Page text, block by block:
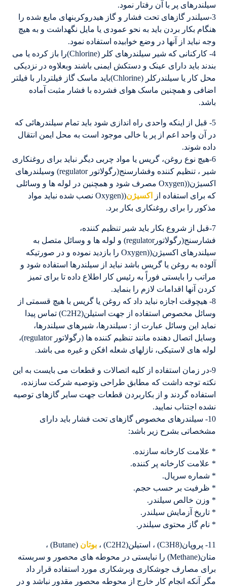
سیلندرهای پر با آن رفتار نمود.
3-سیلندر گازهای تحت فشار و گاز هیدروکربنهای مایع شده را
هنگام بکار بردن باید به نحو عمودی یا مایل نگهداشت و به هیچ
وجه نباید از آنها در وضع خوابیده استفاده نمود.
4- کارکنانی که شیر سیلندرهای کلر (Chlorine)را باز کرده یا می
بندند باید دارای عینک و دستکش ایمنی باشند وبعلاوه در نزدیکی
محل کار یا سیلندرکلر (Chlorine)باید ماسک گاز فیلتردار با فیلتر
اضافی و همچنین ماسک هوای فشرده با فشار مثبت آماده
باشد.
5- قبل از اینکه واحدی راه اندازی شود باید تمام سیلندرهائی که
در آن واحد اعم از پر یا خالی موجود است به محل ایمن انتقال
داده شوند.
6-هیچ نوع روغن، گریس یا مواد چربی دیگر نباید برای روغنکاری
شیر ، تنظیم کننده وفشارسنج(رگولاتور regulator) وسیلندرهای
اکسیژن((Oxygen مصرف شود و همچنین در لوله ها و وسائلی
که برای استفاده از
اکسیژن
((Oxygen نصب شده نباید مواد
مذکور را برای روغنکاری بکار برد.
7-قبل از شروع بکار باید شیر تنظیم کننده،
فشارسنج(رگولاتورregulator) و لوله ها و وسائل متصل به
سیلندرهای اکسیژن((Oxygen را بازدید نموده و در صورتیکه
آلوده به روغن یا گریس باشد نباید از سیلندرها استفاده شود و
مراتب را بایستی فوراً به رئیس کار اطلاع داده تا برای تمیز
کردن آنها اقدامات لازم را بنماید.
8- هیچوقت اجازه نباید داد که روغن یا گریس با هیچ قسمتی از
وسائل مخصوص استفاده از جهت استیلن(C2H2) تماس پیدا
نماید این وسائل عبارت از : سیلندرها، شیرهای سیلندرها،
وسایل اتصال دهنده مانند تنظیم کننده ها (رگولاتور regulator)،
لوله های لاستیکی، نازلهای شعله افکن و غیره می باشد.
9-در زمان استفاده از کلیه اتصالات و قطعات می بایست به این
نکته توجه داشت که مطابق طراحی وتوصیه شرکت سازنده،
استفاده گردند و از بکاربردن قطعات جهت سایر گازهای توصیه
نشده اجتناب نمایید.
10- سیلندرهای مخصوص گازهای تحت فشار باید دارای
مشخصاتی بشرح زیر باشد:
* علامت کارخانه سازنده.
* علامت کارخانه پر کننده.
* شماره سریال.
* ظرفیت بر حسب حجم.
* وزن خالص سیلندر.
* تاریخ آزمایش سیلندر.
* نام گاز محتوی سیلندر.
11- پروپان(C3H8) ، استیلن(C2H2) ، بوتان
(Butane) ،
متان(Methane) را نبایستی در محوطه های محصور و سربسته
برای مصارف جوشکاری وبرشکاری مورد استفاده قرار داد
مگر آنکه انجام کار خارج از محوطه محصور مقدور نباشد و در